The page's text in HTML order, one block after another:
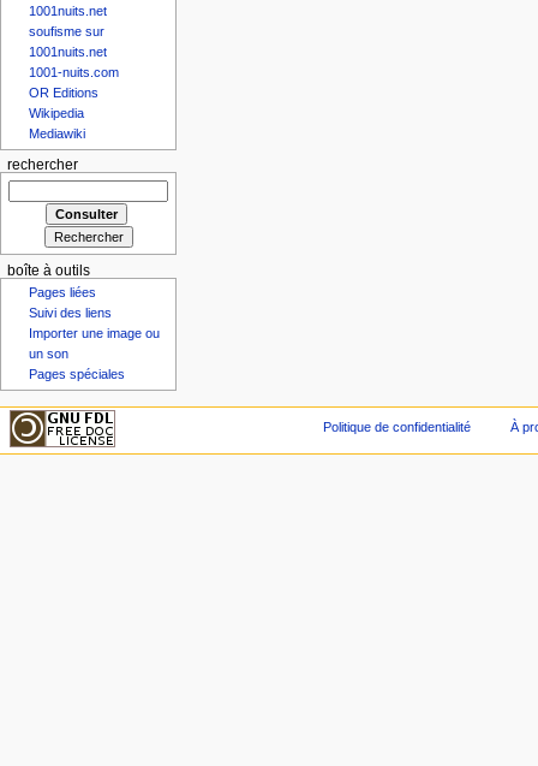
1001nuits.net
soufisme sur
1001nuits.net
1001-nuits.com
OR Editions
Wikipedia
Mediawiki
rechercher
boîte à outils
Pages liées
Suivi des liens
Importer une image ou
un son
Pages spéciales
Politique de confidentialité À